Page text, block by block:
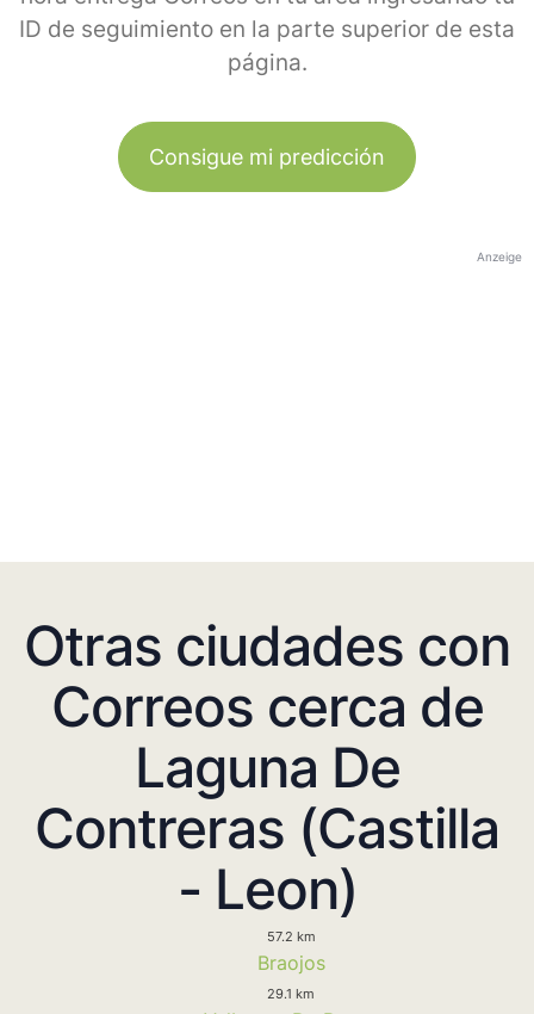
ID de seguimiento en la parte superior de esta
página.
Consigue mi predicción
Anzeige
Otras ciudades con
Correos cerca de
Laguna De
Contreras (Castilla
- Leon)
57.2 km
Braojos
29.1 km